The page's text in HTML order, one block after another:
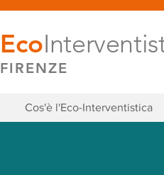
Eco
FIRENZE
Cos'è l'Eco-Interventistica